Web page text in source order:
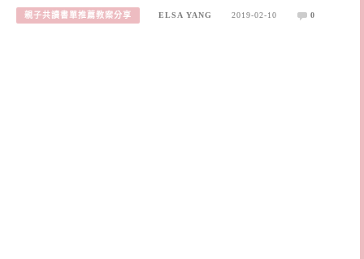
親子共讀書單推薦教案分享 ELSA YANG 2019-02-10 0